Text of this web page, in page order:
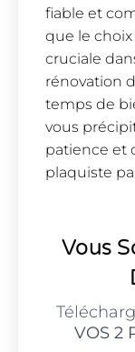
fiable et
que le
cruciale
rénovation
temps de
vous
patience et
plaquiste
Vous
VOS 2